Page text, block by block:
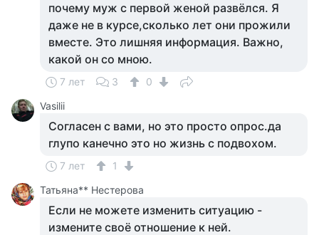
почему муж с первой женой развёлся. Я
даже не в курсе,сколько лет они прожили
вместе. Это лишняя информация. Важно,
какой он со мною.
7 лет 3
0
Vasilii
Согласен с вами, но это просто опрос.да
глупо канечно это но жизнь с подвохом.
7 лет
1
Татьяна** Нестерова
Если не можете изменить ситуацию -
измените своё отношение к ней.